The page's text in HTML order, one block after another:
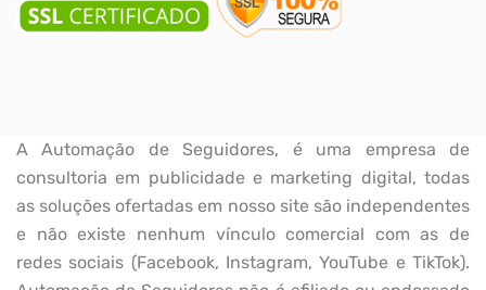
A Automação de Seguidores, é uma empresa de
consultoria em publicidade e marketing digital, todas
as soluções ofertadas em nosso site são independentes
e não existe nenhum vínculo comercial com as de
redes sociais (Facebook, Instagram, YouTube e TikTok).